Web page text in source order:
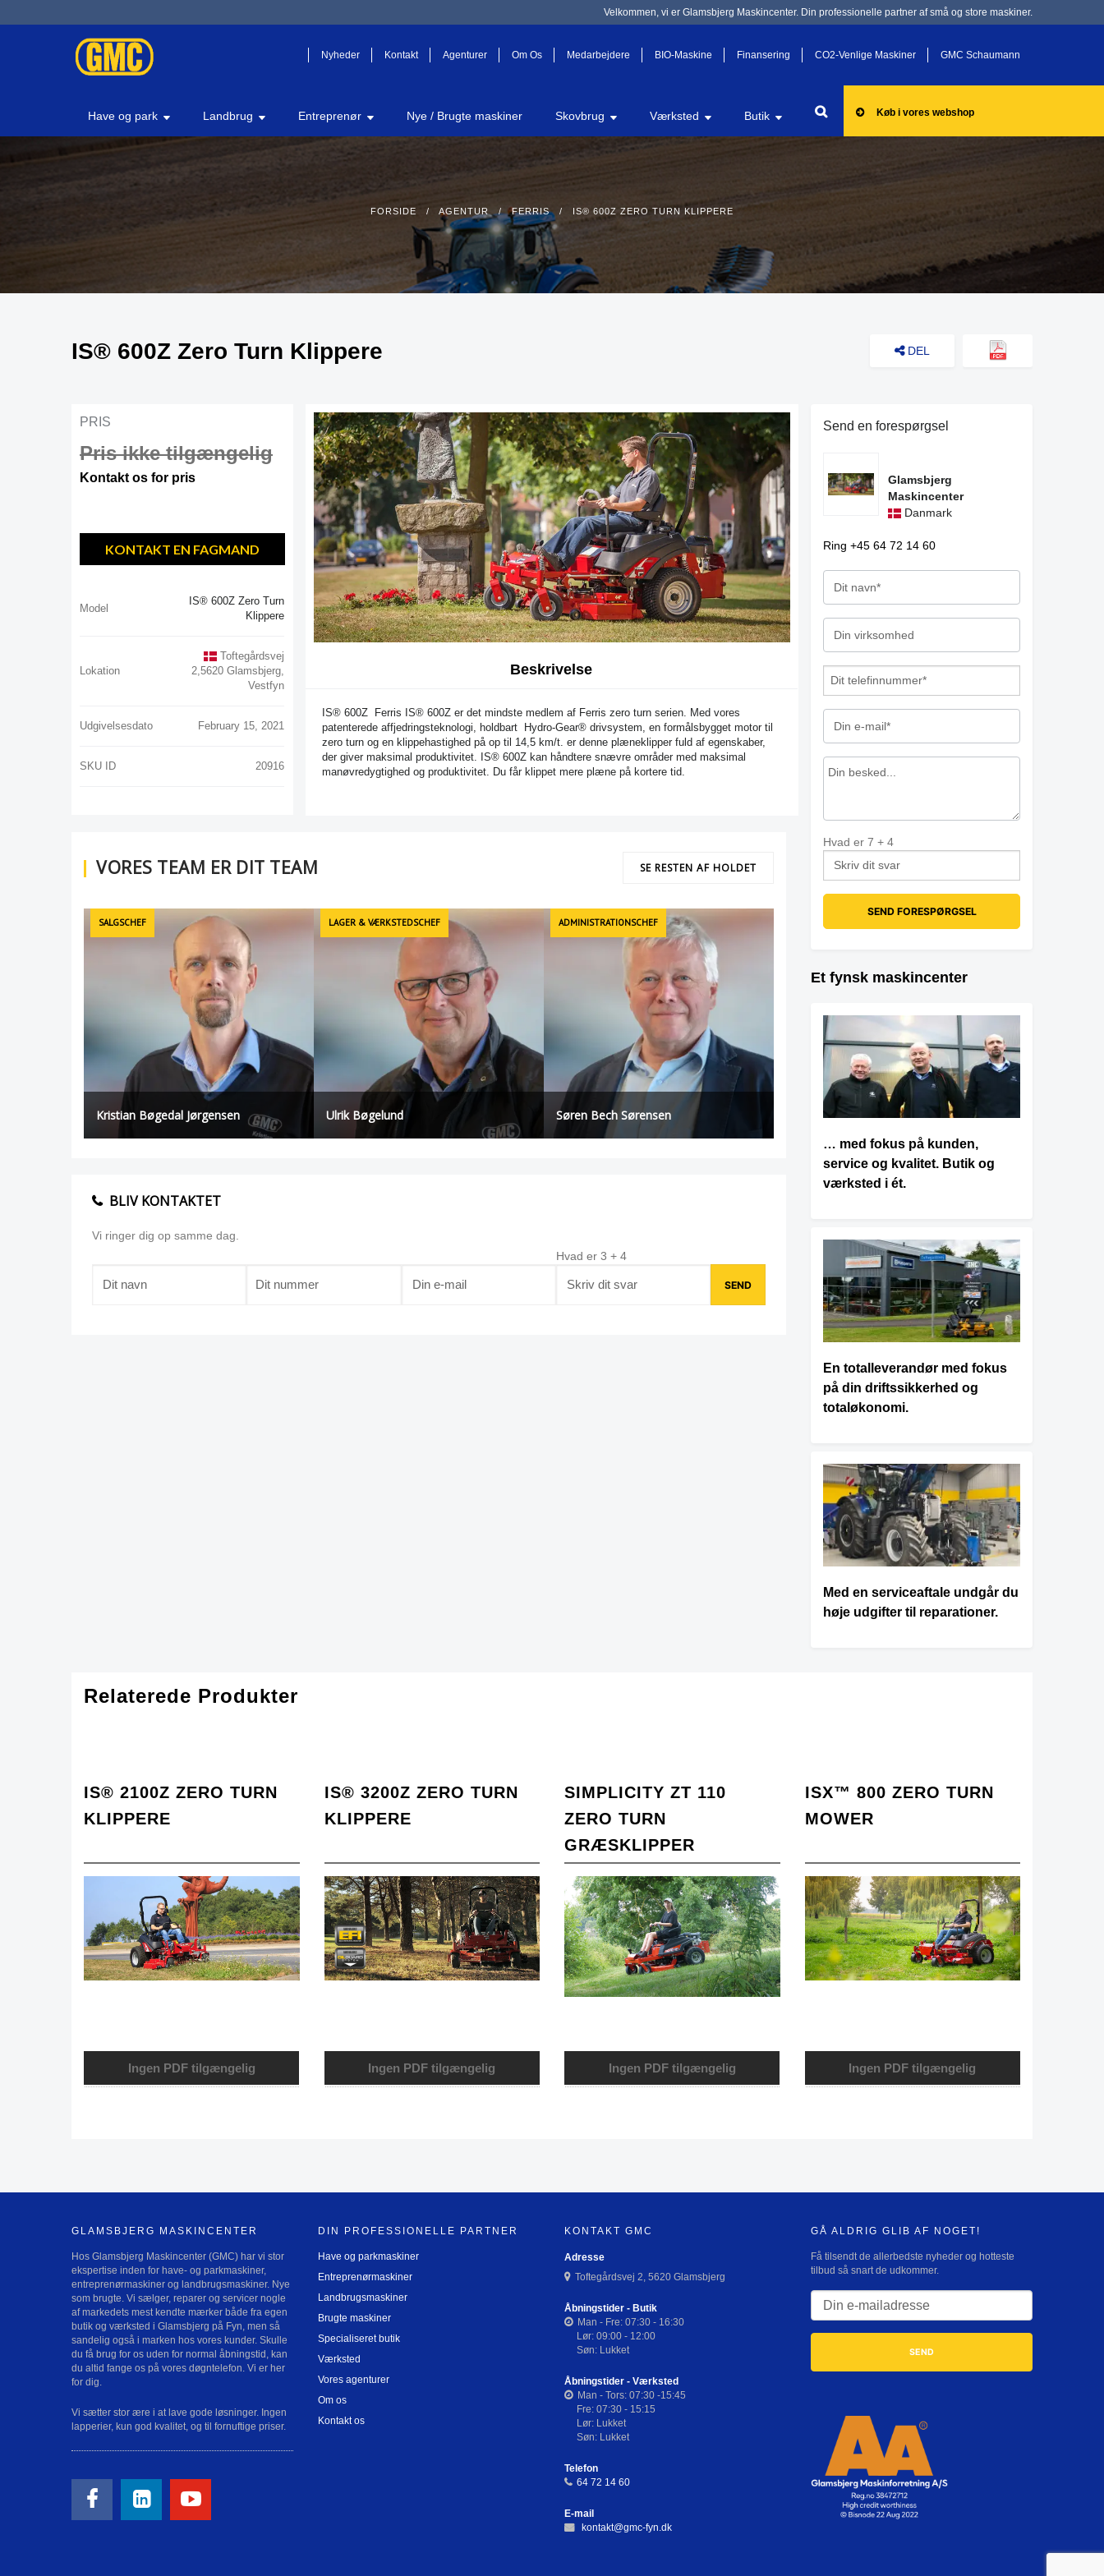
Velkommen, vi er Glamsbjerg Maskincenter. Din professionelle partner af små og store maskiner.
Nyheder Kontakt Agenturer Om Os Medarbejdere BIO-Maskine Finansering CO2-Venlige Maskiner GMC Schaumann
Have og park Landbrug Entreprenør Nye / Brugte maskiner Skovbrug Værksted Butik Køb i vores webshop
FORSIDE / AGENTUR /FERRIS/ IS® 600Z ZERO TURN KLIPPERE
IS® 600Z Zero Turn Klippere DEL
PRIS
Pris ikke tilgængelig
Kontakt os for pris
KONTAKT EN FAGMAND
Model
IS® 600Z Zero Turn
Klippere
Lokation
Toftegårdsvej
2,5620 Glamsbjerg,
Vestfyn
Udgivelsesdato February 15, 2021
SKU ID 20916
Beskrivelse
IS® 600Z Ferris IS® 600Z er det mindste medlem af Ferris zero turn serien. Med vores
patenterede affjedringsteknologi, holdbart Hydro-Gear® drivsystem, en formålsbygget motor til
zero turn og en klippehastighed på op til 14,5 km/t. er denne plæneklipper fuld af egenskaber,
der giver maksimal produktivitet. IS® 600Z kan håndtere snævre områder med maksimal
manøvredygtighed og produktivitet. Du får klippet mere plæne på kortere tid.
VORES TEAM ER DIT TEAM SE RESTEN AF HOLDET
SALGSCHEF
Kristian Bøgedal Jørgensen
LAGER & VÆRKSTEDSCHEF
Ulrik Bøgelund
ADMINISTRATIONSCHEF
Søren Bech Sørensen
BLIV KONTAKTET
Vi ringer dig op samme dag.
Hvad er 3 +4
Send en forespørgsel
Glamsbjerg
Maskincenter
Danmark
Ring +45 64 72 14 60
Hvad er 7 + 4
Et fynsk maskincenter
… med fokus på kunden,
service og kvalitet. Butik og
værksted i ét.
En totalleverandør med fokus
på din driftssikkerhed og
totaløkonomi.
Med en serviceaftale undgår du
høje udgifter til reparationer.
Relaterede Produkter
IS® 2100Z ZERO TURN
KLIPPERE
Ingen PDF tilgængelig
IS® 3200Z ZERO TURN
KLIPPERE
Ingen PDF tilgængelig
SIMPLICITY ZT 110
ZERO TURN
GRÆSKLIPPER
Ingen PDF tilgængelig
ISX™ 800 ZERO TURN
MOWER
Ingen PDF tilgængelig
GLAMSBJERG MASKINCENTER
Hos Glamsbjerg Maskincenter (GMC) har vi stor
ekspertise inden for have- og parkmaskiner,
entreprenørmaskiner og landbrugsmaskiner. Nye
som brugte. Vi sælger, reparer og servicer nogle
af markedets mest kendte mærker både fra egen
butik og værksted i Glamsbjerg på Fyn, men så
sandelig også i marken hos vores kunder. Skulle
du få brug for os uden for normal åbningstid, kan
du altid fange os på vores døgntelefon. Vi er her
for dig.
Vi sætter stor ære i at lave gode løsninger. Ingen
lapperier, kun god kvalitet, og til fornuftige priser.
DIN PROFESSIONELLE PARTNER
Have og parkmaskiner
Entreprenørmaskiner
Landbrugsmaskiner
Brugte maskiner
Specialiseret butik
Værksted
Vores agenturer
Om os
Kontakt os
KONTAKT GMC
Adresse
Toftegårdsvej 2, 5620 Glamsbjerg
Åbningstider - Butik
Man - Fre: 07:30 - 16:30
Lør: 09:00 - 12:00
Søn: Lukket
Åbningstider - Værksted
Man - Tors: 07:30 -15:45
Fre: 07:30 - 15:15
Lør: Lukket
Søn: Lukket
Telefon
64 72 14 60
E-mail
kontakt@gmc-fyn.dk
GÅ ALDRIG GLIB AF NOGET!
Få tilsendt de allerbedste nyheder og hotteste
tilbud så snart de udkommer.